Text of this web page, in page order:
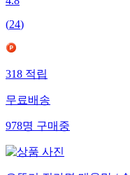
4.8
(24)
318적립
무료배송
978명구매중